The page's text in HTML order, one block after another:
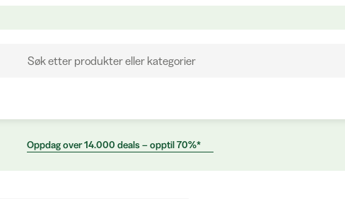
Søk etter produkter eller kategorier
Oppdag over 14.000 deals – opptil 70%*